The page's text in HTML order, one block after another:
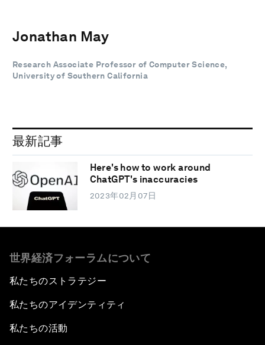
Jonathan May
Research Associate Professor of Computer Science,
University of Southern California
最新記事
Here's how to work around
ChatGPT's inaccuracies
2023年02月07日
世界経済フォーラムについて
私たちのストラテジー
私たちのアイデンティティ
私たちの活動